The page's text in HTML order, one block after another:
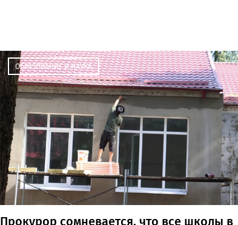
ОБРАЗОВАНИЕ И НАУКА
Прокурор сомневается, что все школы в